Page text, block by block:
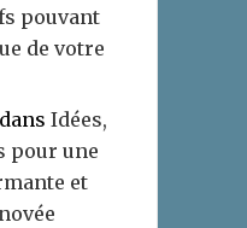
pouvant
de votre
dans Idées,
pour une
et